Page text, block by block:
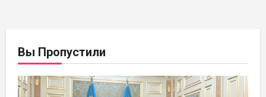
Вы Пропустили